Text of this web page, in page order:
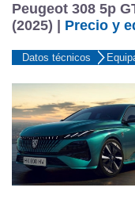
Peugeot 308 5p
(2025) |
Precio y